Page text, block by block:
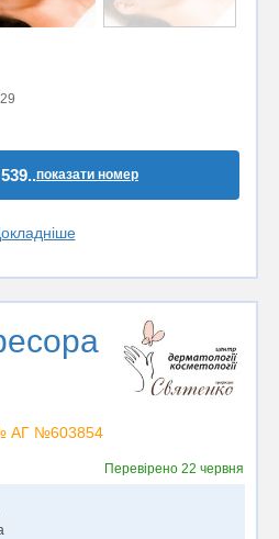
показати номер
АГ №603854
Перевірено22 червня